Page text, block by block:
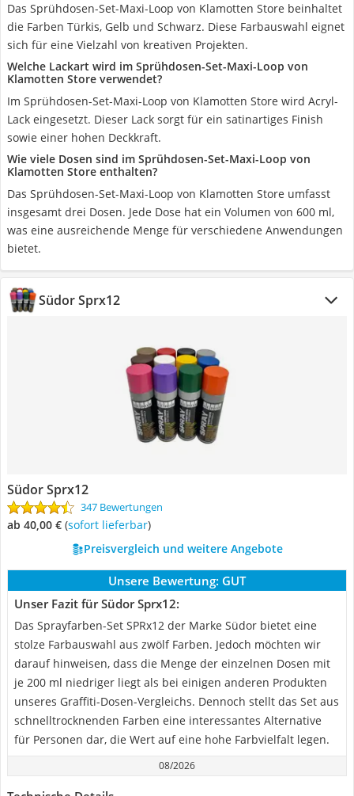
Das Sprühdosen-Set-Maxi-Loop von Klamotten Store beinhaltet
die Farben Türkis, Gelb und Schwarz. Diese Farbauswahl eignet
sich für eine Vielzahl von kreativen Projekten.
Welche Lackart wird im Sprühdosen-Set-Maxi-Loop von
Klamotten Store verwendet?
Im Sprühdosen-Set-Maxi-Loop von Klamotten Store wird Acryl-
Lack eingesetzt. Dieser Lack sorgt für ein satinartiges Finish
sowie einer hohen Deckkraft.
Wie viele Dosen sind im Sprühdosen-Set-Maxi-Loop von
Klamotten Store enthalten?
Das Sprühdosen-Set-Maxi-Loop von Klamotten Store umfasst
insgesamt drei Dosen. Jede Dose hat ein Volumen von 600 ml,
was eine ausreichende Menge für verschiedene Anwendungen
bietet.
Südor Sprx12
Südor Sprx12
347 Bewertungen
ab 40,00 € ( Sofort lieferbar)
Preisvergleich und weitere Angebote
Unsere Bewertung: GUT
Unser Fazit für Südor Sprx12:
Das Sprayfarben-Set SPRx12 der Marke Südor bietet eine
stolze Farbauswahl aus zwölf Farben. Jedoch möchten wir
darauf hinweisen, dass die Menge der einzelnen Dosen mit
je 200 ml niedriger liegt als bei einigen anderen Produkten
unseres Graffiti-Dosen-Vergleichs. Dennoch stellt das Set aus
schnelltrocknenden Farben eine interessantes Alternative
für Personen dar, die Wert auf eine hohe Farbvielfalt legen.
08/2026